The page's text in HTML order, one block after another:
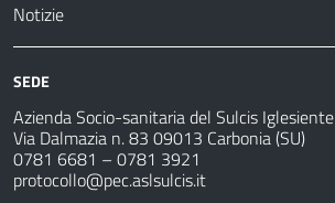
Notizie
SEDE
Azienda Socio-sanitaria del Sulcis Iglesiente
Via Dalmazia n. 83 09013 Carbonia (SU)
0781 6681 – 0781 3921
protocollo@pec.aslsulcis.it